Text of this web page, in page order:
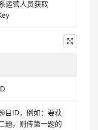
运营人员获取
目ID，例如：要获
题，则传第一题的